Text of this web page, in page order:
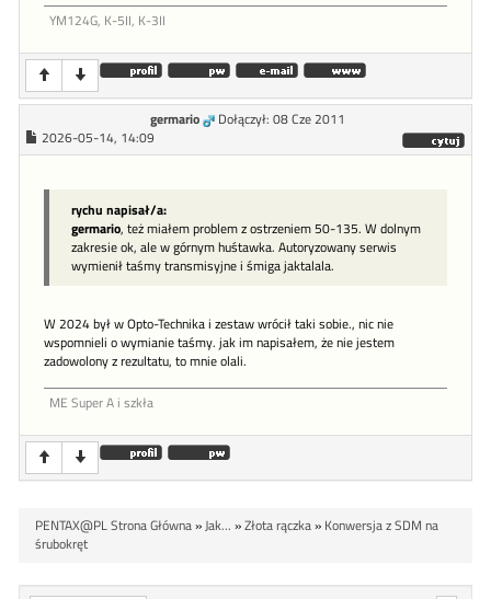
YM124G, K-5II, K-3II
germario
Dołączył: 08 Cze 2011
2026-05-14, 14:09
rychu napisał/a:
germario, też miałem problem z ostrzeniem 50-135. W dolnym
zakresie ok, ale w górnym huśtawka. Autoryzowany serwis
wymienił taśmy transmisyjne i śmiga jaktalala.
W 2024 był w Opto-Technika i zestaw wrócił taki sobie., nic nie
wspomnieli o wymianie taśmy. jak im napisałem, że nie jestem
zadowolony z rezultatu, to mnie olali.
ME Super A i szkła
PENTAX@PL Strona Główna»Jak... »Złota rączka» Konwersja z SDM na
śrubokręt